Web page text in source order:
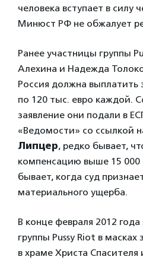
человека вступает в силу
Минюст РФ не обжалует
Ранее участницы группы
Алехина и Надежда
Россия должна
по 120 тыс. евро каждой.
заявление они подали в
«Ведомости» со ссылкой
Липцер, редко бывает,
компенсацию выше 15 000
бывает, когда суд
материального ущерба.
В конце февраля 2012
группы Pussy Riot в
в храме Христа Спасителя